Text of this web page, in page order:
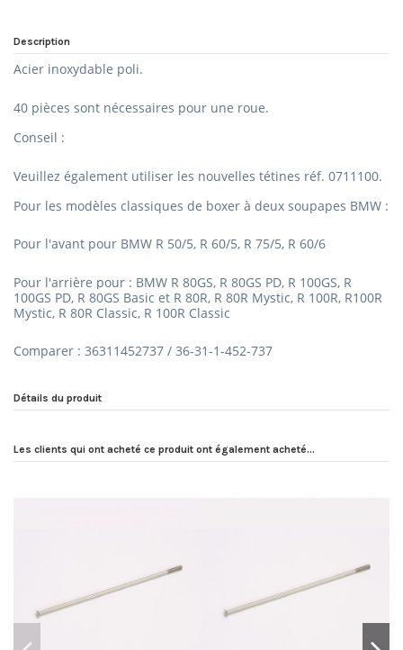
Description
Acier inoxydable poli.
40 pièces sont nécessaires pour une roue.
Conseil :
Veuillez également utiliser les nouvelles tétines réf. 0711100.
Pour les modèles classiques de boxer à deux soupapes BMW :
Pour l'avant pour BMW R 50/5, R 60/5, R 75/5, R 60/6
Pour l'arrière pour : BMW R 80GS, R 80GS PD, R 100GS, R
100GS PD, R 80GS Basic et R 80R, R 80R Mystic, R 100R, R100R
Mystic, R 80R Classic, R 100R Classic
Comparer : 36311452737 / 36-31-1-452-737
Détails du produit
Les clients qui ont acheté ce produit ont également acheté...